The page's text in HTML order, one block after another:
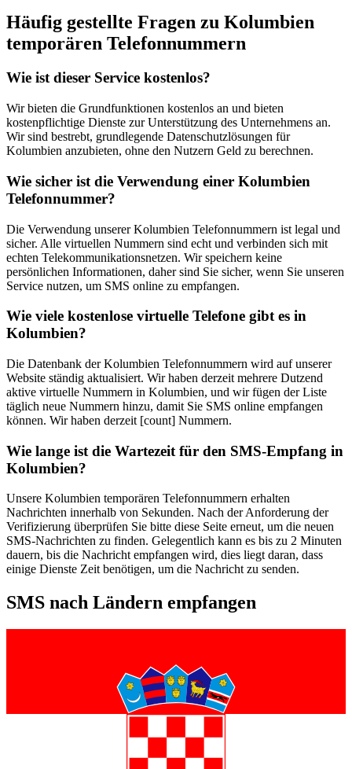
Häufig gestellte Fragen zu Kolumbien
temporären Telefonnummern
Wie ist dieser Service kostenlos?
Wir bieten die Grundfunktionen kostenlos an und bieten
kostenpflichtige Dienste zur Unterstützung des Unternehmens an.
Wir sind bestrebt, grundlegende Datenschutzlösungen für
Kolumbien anzubieten, ohne den Nutzern Geld zu berechnen.
Wie sicher ist die Verwendung einer Kolumbien
Telefonnummer?
Die Verwendung unserer Kolumbien Telefonnummern ist legal und
sicher. Alle virtuellen Nummern sind echt und verbinden sich mit
echten Telekommunikationsnetzen. Wir speichern keine
persönlichen Informationen, daher sind Sie sicher, wenn Sie unseren
Service nutzen, um SMS online zu empfangen.
Wie viele kostenlose virtuelle Telefone gibt es in
Kolumbien?
Die Datenbank der Kolumbien Telefonnummern wird auf unserer
Website ständig aktualisiert. Wir haben derzeit mehrere Dutzend
aktive virtuelle Nummern in Kolumbien, und wir fügen der Liste
täglich neue Nummern hinzu, damit Sie SMS online empfangen
können. Wir haben derzeit [count] Nummern.
Wie lange ist die Wartezeit für den SMS-Empfang in
Kolumbien?
Unsere Kolumbien temporären Telefonnummern erhalten
Nachrichten innerhalb von Sekunden. Nach der Anforderung der
Verifizierung überprüfen Sie bitte diese Seite erneut, um die neuen
SMS-Nachrichten zu finden. Gelegentlich kann es bis zu 2 Minuten
dauern, bis die Nachricht empfangen wird, dies liegt daran, dass
einige Dienste Zeit benötigen, um die Nachricht zu senden.
SMS nach Ländern empfangen